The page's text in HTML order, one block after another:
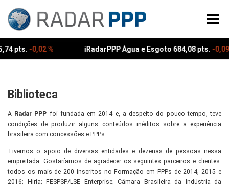
para
Menu
pts.-0,02 % iRadarPPP Água e Esgoto 684,08 pts.-0,09 %
Biblioteca
A Radar PPP foi fundada em 2014 e, a despeito do pouco tempo, teve
condições de produzir alguns conteúdos inéditos sobre a experiência
brasileira com concessões e PPPs.
Tivemos o apoio de diversas entidades e dezenas de pessoas nessa
empreitada. Gostaríamos de agradecer os seguintes parceiros e clientes:
todos os mais de 200 inscritos no Formação em PPPs de 2014, 2015 e
2016; Hiria; FESPSP/LSE Enterprise; Câmara Brasileira da Indústria da